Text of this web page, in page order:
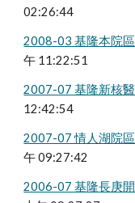
02:26:44
2008-03 基隆本院
午 11:22:51
2007-07 基隆新核
12:42:54
2007-07 情人湖院
午 09:27:42
2006-07 基隆長庚